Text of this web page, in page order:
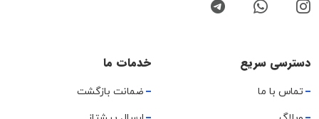
دسترسی سریع
تماس با ما
خدمات ما
ضمانت بازگشت